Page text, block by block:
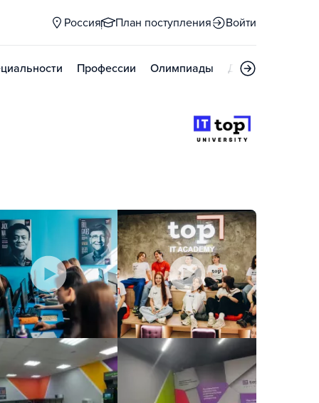
Россия План поступления Войти
Профессии Олимпиады Дни открытых